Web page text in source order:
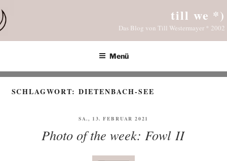
Inhalt
springen
till we *)
Das Blog von Till Westermayer * 2002
Menü
SCHLAGWORT:DIETENBACH-SEE
VERÖFFENTLICHT
SA., 13. FEBRUAR 2021
Photo of the week: Fowl II